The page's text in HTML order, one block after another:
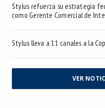
Stylus refuerza su estrategia
como Gerente Comercial de
Stylus lleva a 11 canales a la
VER